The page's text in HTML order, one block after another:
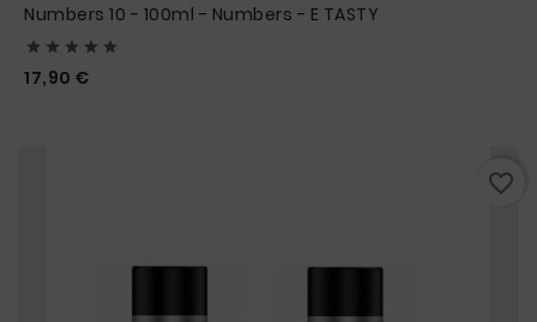
Numbers 10 - 100ml - Numbers - E TASTY
    
17,90 €
favorite_border